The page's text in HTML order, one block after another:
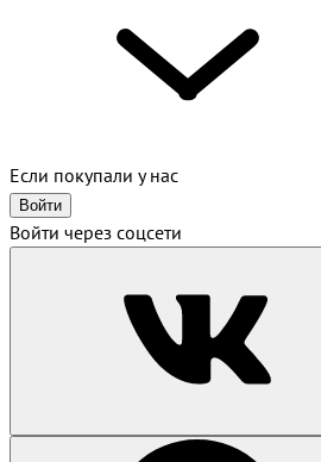
Если покупали у нас
Войти
Войти через соцсети